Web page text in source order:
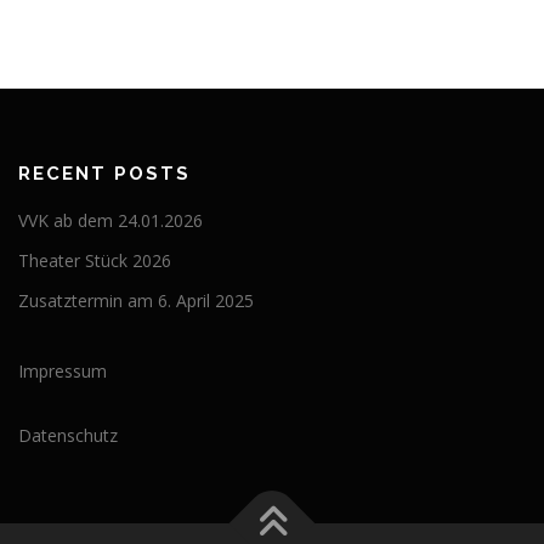
RECENT POSTS
VVK ab dem 24.01.2026
Theater Stück 2026
Zusatztermin am 6. April 2025
Impressum
Datenschutz